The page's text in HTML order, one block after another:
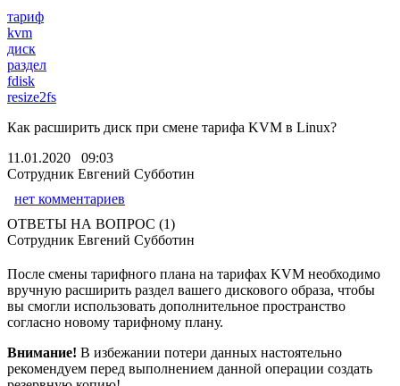
тариф
kvm
диск
раздел
fdisk
resize2fs
Как расширить диск при смене тарифа KVM в Linux?
11.01.2020 09:03
Сотрудник Евгений Субботин
нет комментариев
ОТВЕТЫ НА ВОПРОС (1)
Сотрудник Евгений Субботин
После смены тарифного плана на тарифах KVM необходимо
вручную расширить раздел вашего дискового образа, чтобы
вы смогли использовать дополнительное пространство
согласно новому тарифному плану.
Внимание! В избежании потери данных настоятельно
рекомендуем перед выполнением данной операции создать